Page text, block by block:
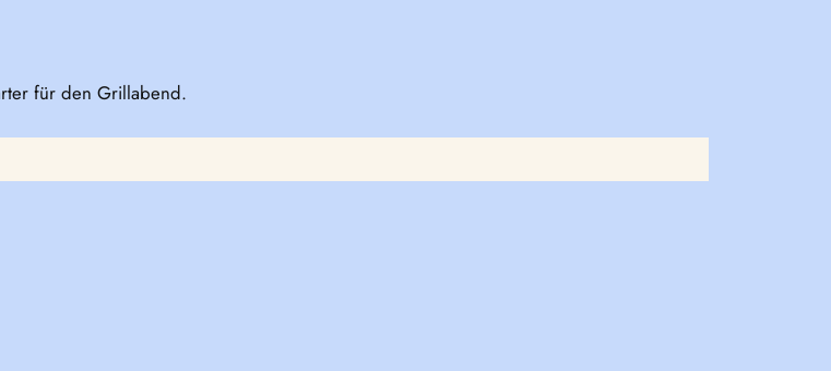
für den Grillabend.